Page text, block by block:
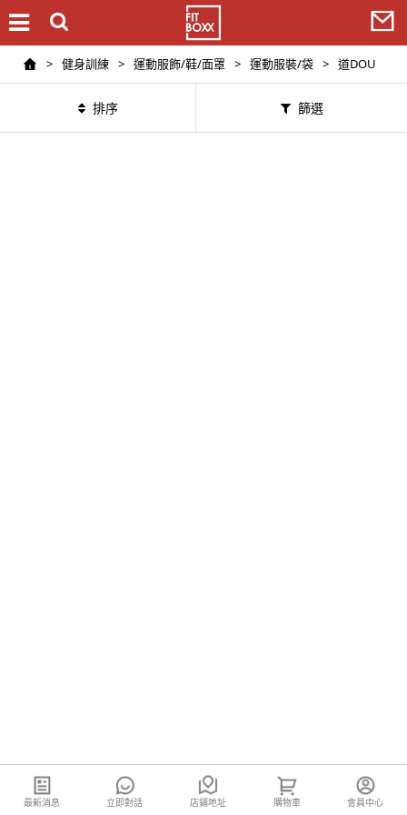
> 健身訓練 > 運動服飾/鞋/面罩 > 運動服裝/袋 > 道DOU
排序 篩選
最新消息 立即對話 店鋪地址 購物車 會員中心